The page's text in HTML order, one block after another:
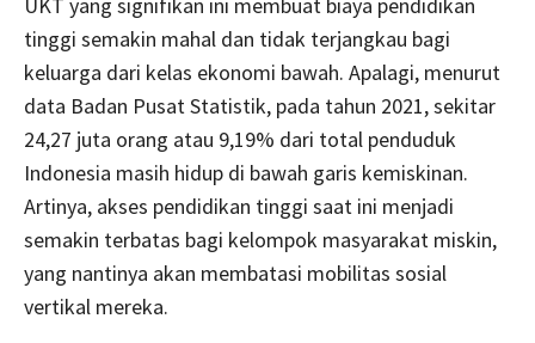
tinggi semakin mahal dan tidak terjangkau bagi
keluarga dari kelas ekonomi bawah. Apalagi, menurut
data Badan Pusat Statistik, pada tahun 2021, sekitar
24,27 juta orang atau 9,19% dari total penduduk
Indonesia masih hidup di bawah garis kemiskinan.
Artinya, akses pendidikan tinggi saat ini menjadi
semakin terbatas bagi kelompok masyarakat miskin,
yang nantinya akan membatasi mobilitas sosial
vertikal mereka.